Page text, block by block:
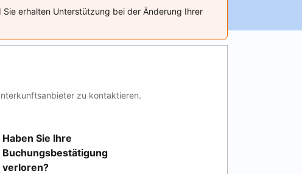
erhalten Unterstützung bei der Änderung Ihrer
zu kontaktieren.
Haben Sie Ihre
Buchungsbestätigung
verloren?